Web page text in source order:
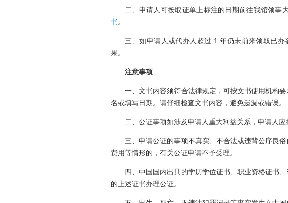
二、申请人可按取证单上标注的日期前往我馆领事
书。
三、如申请人或代办人超过 1 年仍未前来领取已办
果。
注意事项
一、文书内容须符合法律规定，可按文书使用机构
名或填写日期。请仔细检查文书内容，避免遗漏或错误。
二、公证事项如涉及申请人重大利益关系，申请人
三、申请公证的事项不真实、不合法或违背公序良
费用等情形的，有关公证申请不予受理。
四、中国国内出具的学历学位证书、职业资格证书
的上述证书办理公证。